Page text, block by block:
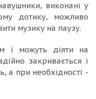
виконані у
дотику, можливо
музику на паузу.
і можуть діяти на
закривається і
а при необхідності -